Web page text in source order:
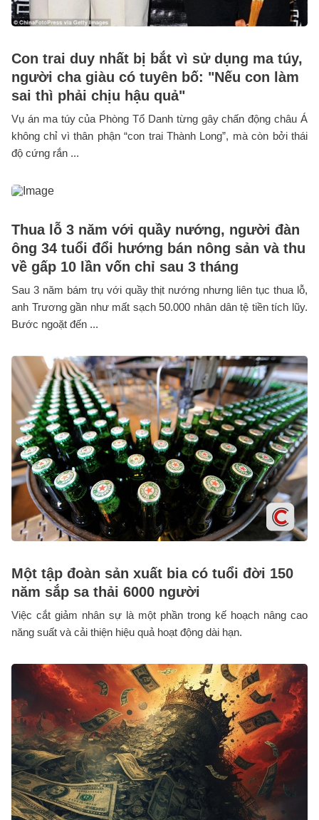
Con trai duy nhất bị bắt vì sử dụng ma túy,
người cha giàu có tuyên bố: "Nếu con làm
sai thì phải chịu hậu quả"
Vụ án ma túy của Phòng Tổ Danh từng gây chấn động châu Á
không chỉ vì thân phận “con trai Thành Long”, mà còn bởi thái
độ cứng rắn ...
Thua lỗ 3 năm với quầy nướng, người đàn
ông 34 tuổi đổi hướng bán nông sản và thu
về gấp 10 lần vốn chỉ sau 3 tháng
Sau 3 năm bám trụ với quầy thịt nướng nhưng liên tục thua lỗ,
anh Trương gần như mất sạch 50.000 nhân dân tệ tiền tích lũy.
Bước ngoặt đến ...
Một tập đoàn sản xuất bia có tuổi đời 150
năm sắp sa thải 6000 người
Việc cắt giảm nhân sự là một phần trong kế hoạch nâng cao
năng suất và cải thiện hiệu quả hoạt động dài hạn.